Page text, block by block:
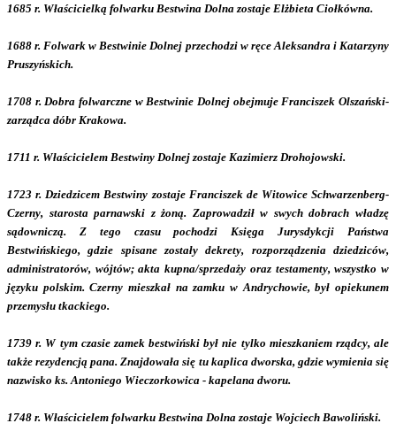
1685 r. Właścicielką folwarku Bestwina Dolna zostaje Elżbieta Ciołkówna.
1688 r. Folwark w Bestwinie Dolnej przechodzi w ręce Aleksandra i Katarzyny
Pruszyńskich.
1708 r. Dobra folwarczne w Bestwinie Dolnej obejmuje Franciszek Olszański-
zarządca dóbr Krakowa.
1711 r. Właścicielem Bestwiny Dolnej zostaje Kazimierz Drohojowski.
1723 r. Dziedzicem Bestwiny zostaje Franciszek de Witowice Schwarzenberg-
Czerny, starosta parnawski z żoną. Zaprowadził w swych dobrach władzę
sądowniczą. Z tego czasu pochodzi Księga Jurysdykcji Państwa
Bestwińskiego, gdzie spisane zostały dekrety, rozporządzenia dziedziców,
administratorów, wójtów; akta kupna/sprzedaży oraz testamenty, wszystko w
języku polskim. Czerny mieszkał na zamku w Andrychowie, był opiekunem
przemysłu tkackiego.
1739 r. W tym czasie zamek bestwiński był nie tylko mieszkaniem rządcy, ale
także rezydencją pana. Znajdowała się tu kaplica dworska, gdzie wymienia się
nazwisko ks. Antoniego Wieczorkowica - kapelana dworu.
1748 r. Właścicielem folwarku Bestwina Dolna zostaje Wojciech Bawoliński.